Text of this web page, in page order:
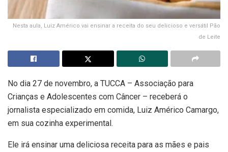
Nesta aula, Luiz Américo vai ensinar a receita do seu delicioso e versátil Pão
de Leite
No dia 27 de novembro, a TUCCA – Associação para
Crianças e Adolescentes com Câncer – receberá o
jornalista especializado em comida, Luiz Américo Camargo,
em sua cozinha experimental.
Ele irá ensinar uma deliciosa receita para as mães e pais